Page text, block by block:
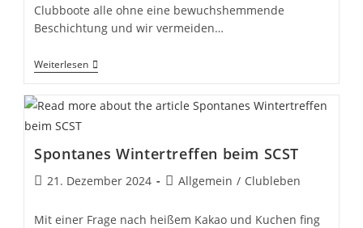
Clubboote alle ohne eine bewuchshemmende
Beschichtung und wir vermeiden…
WeiterlesenAntifouling-
Free
Spontanes Wintertreffen beim SCST
Beitrag
21. Dezember 2024
Beitrags-
Allgemein / Clubleben
Mit einer Frage nach heißem Kakao und Kuchen fing